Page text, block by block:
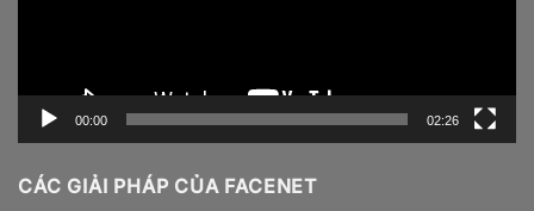
00:00 02:26
CÁC GIẢI PHÁP CỦA FACENET